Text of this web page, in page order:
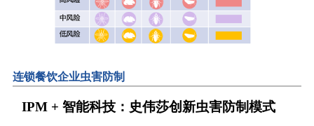
连锁餐饮企业虫害防制
IPM + 智能科技：史伟莎创新虫害防制模式